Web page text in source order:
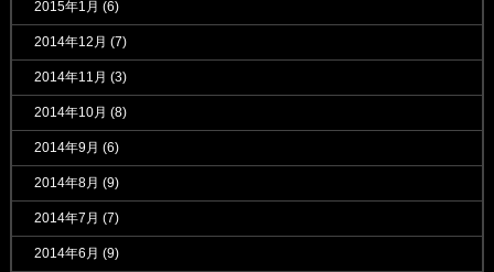
2015年1月 (6)
2014年12月 (7)
2014年11月 (3)
2014年10月 (8)
2014年9月 (6)
2014年8月 (9)
2014年7月 (7)
2014年6月 (9)